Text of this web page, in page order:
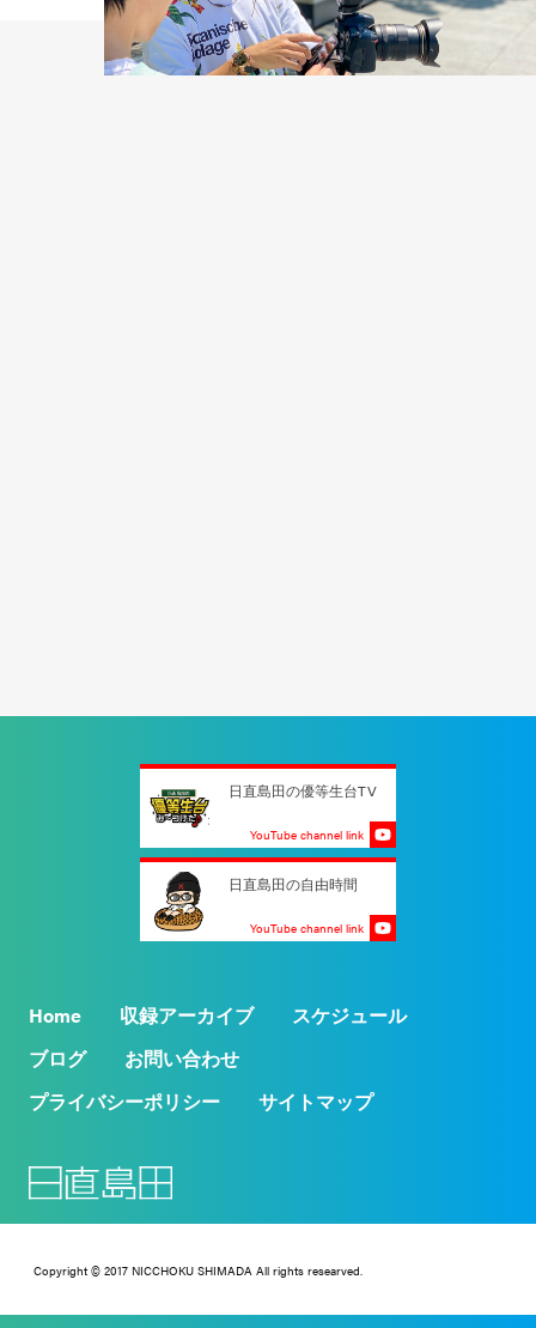
日直島田の優等生台TV
YouTube channel link
日直島田の自由時間
YouTube channel link
Home 収録アーカイブ
スケジュール
ブログ
お問い合わせ
プライバシーポリシー
サイトマップ
Copyright © 2017 NICCHOKU SHIMADA All rights researved.